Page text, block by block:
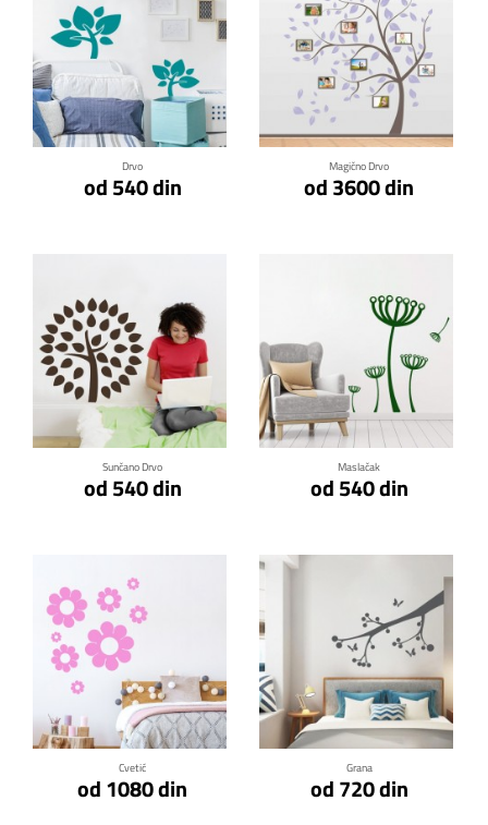
Drvo
od 540 din
Klikni za detalje
Magično Drvo
od 3600 din
Klikni za detalje
Sunčano Drvo
od 540 din
Klikni za detalje
Maslačak
od 540 din
Klikni za detalje
Cvetić
od 1080 din
Klikni za detalje
Grana
od 720 din
Klikni za detalje